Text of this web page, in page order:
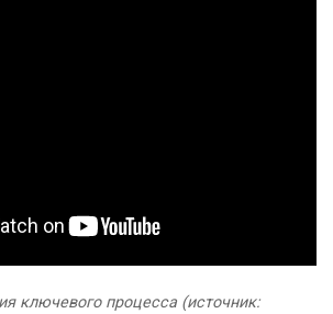
ключевого процесса (источник: